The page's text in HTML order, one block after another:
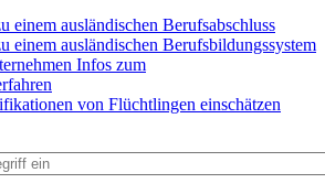
einem ausländischen Berufsabschluss
einem ausländischen Berufsbildungssystem
Infos zum
von Flüchtlingen einschätzen